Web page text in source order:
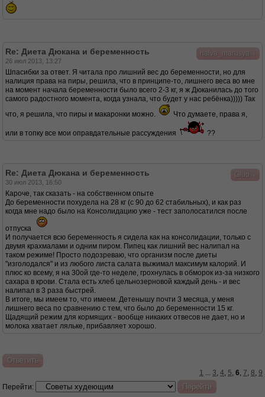
halva_marusya
Re: Диета Дюкана и беременность
26 июл 2013, 13:27
Шпасибки за ответ. Я читала про лишний вес до беременности, но для
налиция права на пиры, решила, что в принципе-то, лишнего веса во мне
на момент начала беременности было всего 2-3 кг, я ж Дюканилась до того
самого радостного момента, когда узнала, что будет у нас ребёнка))))) Так
что, я решила, что пиры и макаронки можно.
Что думаете, права я,
или в топку все мои оправдательные рассуждения ??
Gluo
Re: Диета Дюкана и беременность
30 июл 2013, 16:50
Кароче, так сказать - на собственном опыте
До беременности похудела на 28 кг (с 90 до 62 стабильных), и как раз
когда мне надо было на Консолидацию уже - тест заполосатился после
отпуска
И получается всю беременность я сидела как на консолидации, только с
двумя крахмалами и одним пиром. Пипец как лишний вес налипал на
таком режиме! Просто подозреваю, что организм после диеты
"изголодался" и из любого листа салата выжимал максимум калорий. И
плюс ко всему, я на 30ой где-то неделе, грохнулась в обморок из-за низкого
сахара в крови. Стала есть хлеб цельнозерновой каждый день - и вес
налипал в 3 раза быстрей.
В итоге, мы имеем то, что имеем. Детенышу почти 3 месяца, у меня
лишнего веса по сравнению с тем, что было до беременности 15 кг.
Щадящий режим для кормящих - вообще никаких отвесов не дает, но и
молока хватает ляльке, прибавляет хорошо.
Ответить
1 ... 3, 4, 5, 6, 7, 8, 9
Перейти: